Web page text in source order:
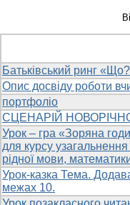
Батьківський ринг
Опис досвіду роботи
портфоліо
СЦЕНАРІЙ
Урок – гра «Зоряна
для курсу узагальнення
рідної мови,
Урок-казка Тема.
межах 10.